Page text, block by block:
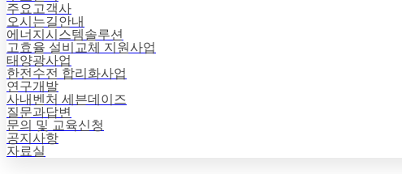
주요고객사
오시는길안내
에너지시스템솔루션
고효율 설비교체 지원사업
태양광사업
한전수전 합리화사업
연구개발
사내벤처 세븐데이즈
질문과답변
문의 및 교육신청
공지사항
자료실